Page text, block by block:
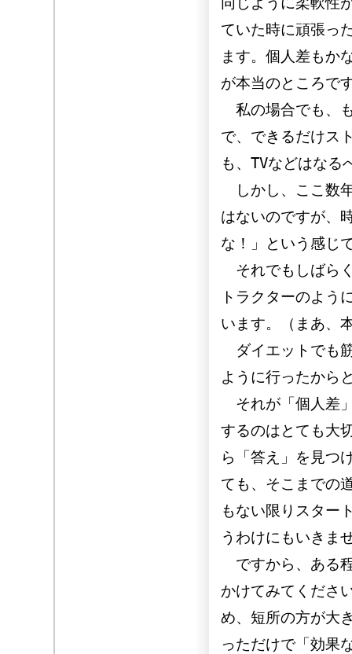
ていた時に頑張っ
ます。個人差もか
が本当のところで
私の場合でも、
で、できるだけス
も、TVなどはなる
しかし、ここ数
はないのですが、
な！」という感じ
それでもしばら
トラクターのよう
います。（まあ、
ダイエットでも
ように行ったから
それが「個人差
するのはとても大
ら「答え」を見つ
ても、そこまでの
もない限りスター
うわけにもいきま
ですから、ある
かけてみてくださ
め、短所の方が大
っただけで「効果